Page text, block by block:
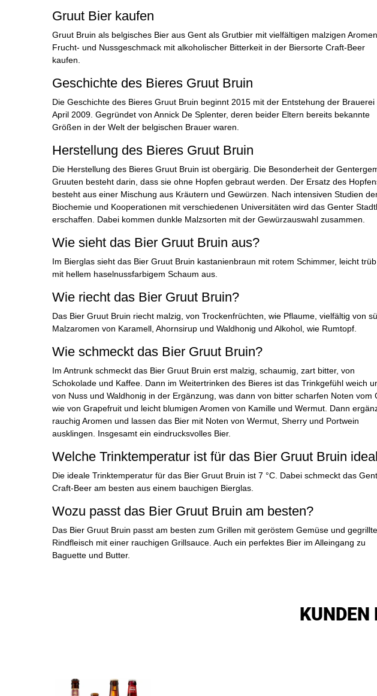
Gruut Bier kaufen
Gruut Bruin als belgisches Bier aus Gent als Grutbier mit vielfältigen malzigen
Frucht- und Nussgeschmack mit alkoholischer Bitterkeit in der Biersorte Craft-Beer
kaufen.
Geschichte des Bieres Gruut Bruin
Die Geschichte des Bieres Gruut Bruin beginnt 2015 mit der Entstehung der Brauerei
April 2009. Gegründet von Annick De Splenter, deren beider Eltern bereits bekannte
Größen in der Welt der belgischen Brauer waren.
Herstellung des Bieres Gruut Bruin
Die Herstellung des Bieres Gruut Bruin ist obergärig. Die Besonderheit der
Gruuten besteht darin, dass sie ohne Hopfen gebraut werden. Der Ersatz des
besteht aus einer Mischung aus Kräutern und Gewürzen. Nach intensiven Studien
Biochemie und Kooperationen mit verschiedenen Universitäten wird das Genter
erschaffen. Dabei kommen dunkle Malzsorten mit der Gewürzauswahl zusammen.
Wie sieht das Bier Gruut Bruin aus?
Im Bierglas sieht das Bier Gruut Bruin kastanienbraun mit rotem Schimmer, leicht
mit hellem haselnussfarbigem Schaum aus.
Wie riecht das Bier Gruut Bruin?
Das Bier Gruut Bruin riecht malzig, von Trockenfrüchten, wie Pflaume, vielfältig von
Malzaromen von Karamell, Ahornsirup und Waldhonig und Alkohol, wie Rumtopf.
Wie schmeckt das Bier Gruut Bruin?
Im Antrunk schmeckt das Bier Gruut Bruin erst malzig, schaumig, zart bitter, von
Schokolade und Kaffee. Dann im Weitertrinken des Bieres ist das Trinkgefühl weich
von Nuss und Waldhonig in der Ergänzung, was dann von bitter scharfen Noten vom
wie von Grapefruit und leicht blumigen Aromen von Kamille und Wermut. Dann
rauchig Aromen und lassen das Bier mit Noten von Wermut, Sherry und Portwein
ausklingen. Insgesamt ein eindrucksvolles Bier.
Welche Trinktemperatur ist für das Bier Gruut Bruin
Die ideale Trinktemperatur für das Bier Gruut Bruin ist 7 °C. Dabei schmeckt das
Craft-Beer am besten aus einem bauchigen Bierglas.
Wozu passt das Bier Gruut Bruin am besten?
Das Bier Gruut Bruin passt am besten zum Grillen mit geröstem Gemüse und
Rindfleisch mit einer rauchigen Grillsauce. Auch ein perfektes Bier im Alleingang zu
Baguette und Butter.
KUNDEN